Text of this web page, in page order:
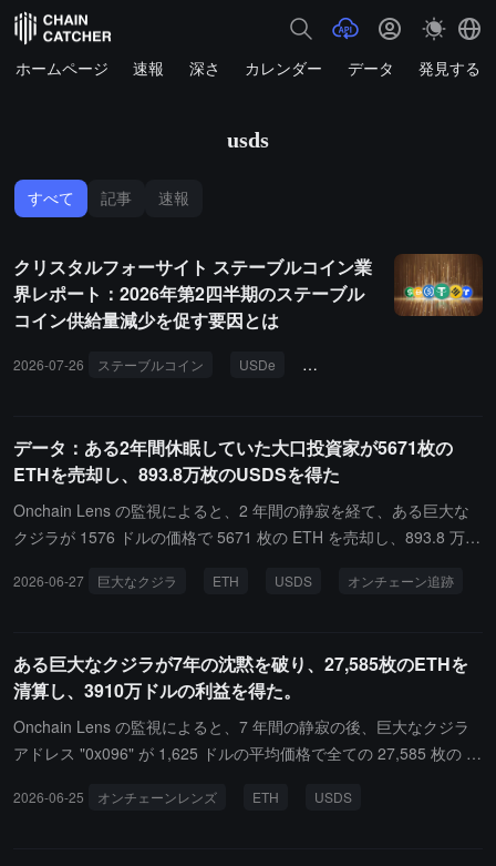
ホームページ 速報 深さ カレンダー データ 発見する
usds
すべて 記事 速報
クリスタルフォーサイト ステーブルコイン業
界レポート：2026年第2四半期のステーブル
コイン供給量減少を促す要因とは
2026-07-26 ステーブルコイン USDe USDS
データ：ある2年間休眠していた大口投資家が5671枚の
ETHを売却し、893.8万枚のUSDSを得た
Onchain Lens の監視によると、2 年間の静寂を経て、ある巨大な
クジラが 1576 ドルの価格で 5671 枚の ETH を売却し、893.8 万 U
2026-06-27 巨大なクジラ ETH USDS オンチェーン追跡
ある巨大なクジラが7年の沈黙を破り、27,585枚のETHを
清算し、3910万ドルの利益を得た。
Onchain Lens の監視によると、7 年間の静寂の後、巨大なクジラ
アドレス "0x096" が 1,625 ドルの平均価格で全ての 27,585 枚の E
ルの利益を確保しました。
2026-06-25 オンチェーンレンズ ETH USDS